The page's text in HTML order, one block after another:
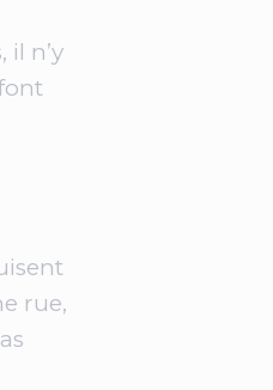
il n’y
rue,